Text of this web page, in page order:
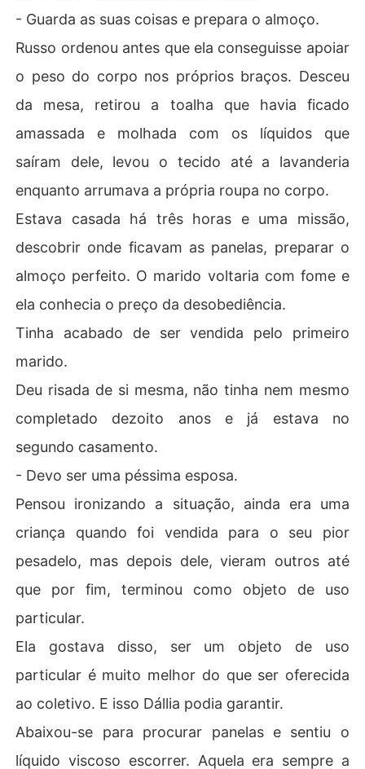
- Guarda as suas coisas e prepara o almoço.
Russo ordenou antes que ela conseguisse apoiar
o peso do corpo nos próprios braços. Desceu
da mesa, retirou a toalha que havia ficado
amassada e molhada com os líquidos que
saíram dele, levou o tecido até a lavanderia
enquanto arrumava a própria roupa no corpo.
Estava casada há três horas e uma missão,
descobrir onde ficavam as panelas, preparar o
almoço perfeito. O marido voltaria com fome e
ela conhecia o preço da desobediência.
Tinha acabado de ser vendida pelo primeiro
marido.
Deu risada de si mesma, não tinha nem mesmo
completado dezoito anos e já estava no
segundo casamento.
- Devo ser uma péssima esposa.
Pensou ironizando a situação, ainda era uma
criança quando foi vendida para o seu pior
pesadelo, mas depois dele, vieram outros até
que por fim, terminou como objeto de uso
particular.
Ela gostava disso, ser um objeto de uso
particular é muito melhor do que ser oferecida
ao coletivo. E isso Dállia podia garantir.
Abaixou-se para procurar panelas e sentiu o
líquido viscoso escorrer. Aquela era sempre a